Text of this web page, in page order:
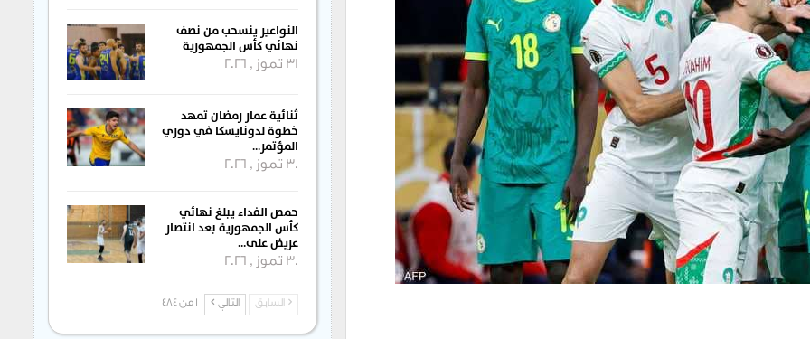
النواعير ينسحب من نصف
نهائي كأس الجمهورية
31 تموز , 2026
ثنائية عمار رمضان تمهد
خطوة لدونايسكا في دوري
المؤتمر…
30 تموز , 2026
حمص الفداء يبلغ نهائي
كأس الجمهورية بعد انتصار
عريض على…
30 تموز , 2026
السابق التالي 1 من 484